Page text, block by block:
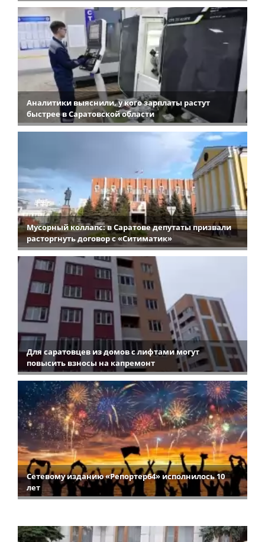
Аналитики выяснили, у кого зарплаты растут
быстрее в Саратовской области
Мусорный коллапс: в Саратове депутаты призвали
расторгнуть договор с «Ситиматик»
Для саратовцев из домов с лифтами могут
повысить взносы на капремонт
Сетевому изданию «Репортер64» исполнилось 10
лет